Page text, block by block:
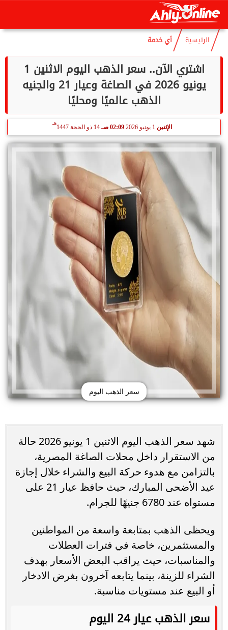
الجمعة
الرئيسية أي خدمة
اشتري الآن.. سعر الذهب اليوم الاثنين 1
يونيو 2026 في الصاغة وعيار 21 والجنيه
الذهب عالميًا ومحليًا
الإثنين 1 يونيو 2026 02:09 صـ 14 ذو الحجة 1447
هـ
سعر الذهب اليوم
شهد سعر الذهب اليوم الاثنين 1 يونيو 2026 حالة
من الاستقرار داخل محلات الصاغة المصرية،
بالتزامن مع هدوء حركة البيع والشراء خلال إجازة
عيد الأضحى المبارك، حيث حافظ عيار 21 على
مستواه عند 6780 جنيهًا للجرام.
ويحظى الذهب بمتابعة واسعة من المواطنين
والمستثمرين، خاصة في فترات العطلات
والمناسبات، حيث يراقب البعض الأسعار بهدف
الشراء للزينة، بينما يتابعه آخرون بغرض الادخار
أو البيع عند مستويات مناسبة.
سعر الذهب عيار 24 اليوم